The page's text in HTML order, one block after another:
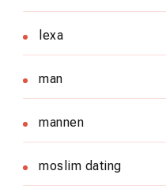
lexa
man
mannen
moslim dating